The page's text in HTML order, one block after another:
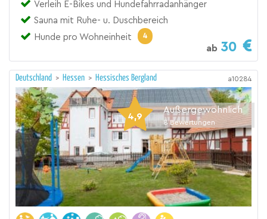
Verleih E-Bikes und Hundefahrradanhänger
Sauna mit Ruhe- u. Duschbereich
Hunde pro Wohneinheit
4
ab 30
Deutschland > Hessen > Hessisches Bergland a10284
4,9
Außergewöhnlich
8 Bewertungen